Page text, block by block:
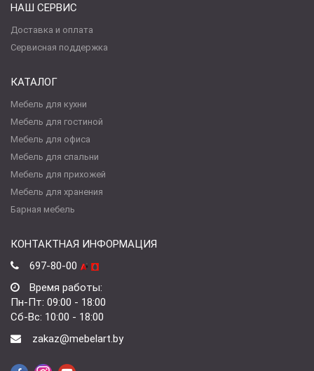
НАШ СЕРВИС
Доставка и оплата
Сервисная поддержка
КАТАЛОГ
Мебель для кухни
Мебель для гостиной
Мебель для офиса
Мебель для спальни
Мебель для прихожей
Мебель для хранения
Барная мебель
КОНТАКТНАЯ ИНФОРМАЦИЯ
697-80-00
Время работы:
Пн-Пт: 09:00 - 18:00
Сб-Вс: 10:00 - 18:00
zakaz@mebelart.by